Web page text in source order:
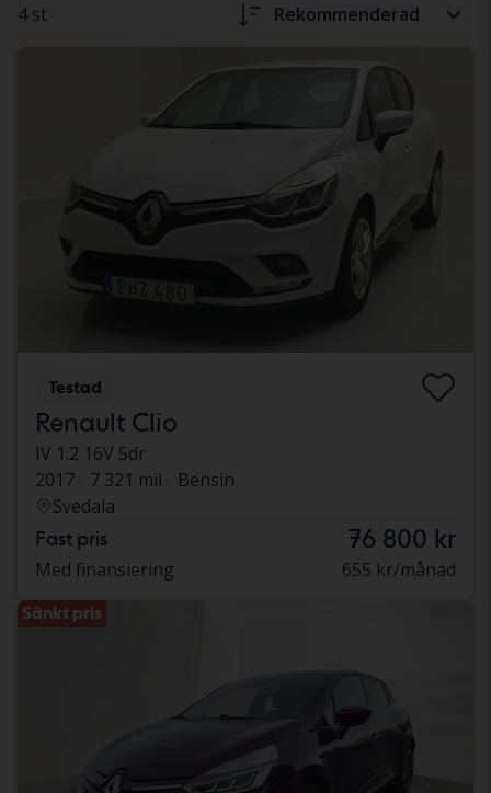
4 st Rekommenderad
Testad
Renault Clio
IV 1.2 16V 5dr
2017
7 321 mil
Bensin
Svedala
Fast pris 76 800 kr
Med finansiering 655 kr/månad
Sänkt pris